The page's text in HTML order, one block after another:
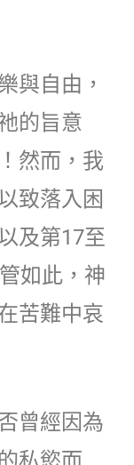
與自由，
的旨意
然而，我
致落入困
及第17至
如此，神
苦難中哀
曾經因為